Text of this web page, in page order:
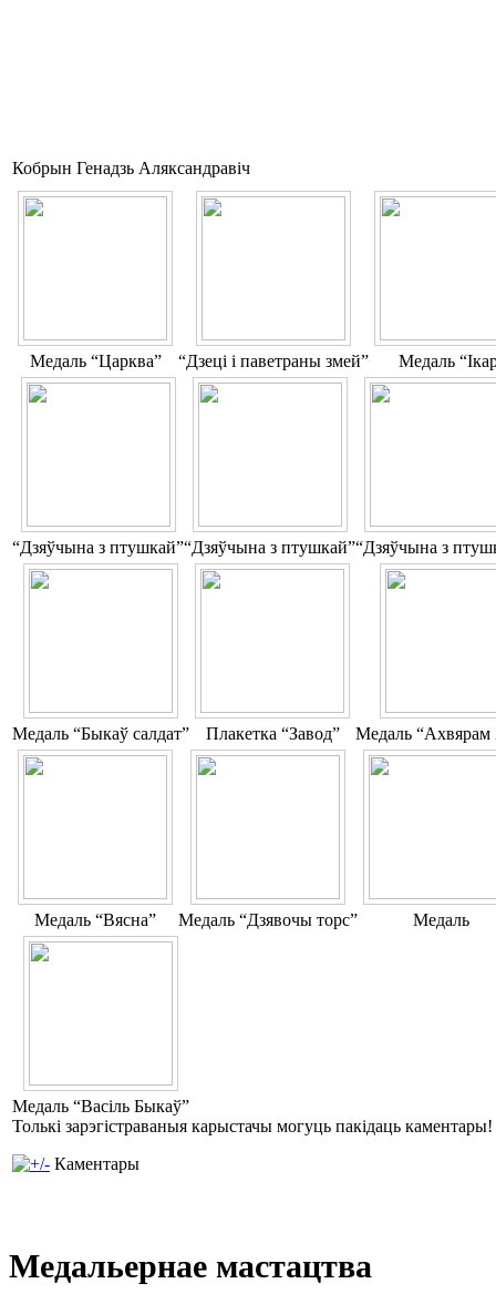
Кобрын Генадзь Аляксандравіч
Медаль “Царква” “Дзеці і паветраны змей” Медаль
“Дзяўчына з птушкай”“Дзяўчына з птушкай”“Дзяўчына з
Медаль “Быкаў салдат” Плакетка “Завод” Медаль “Ахвярам
Медаль “Вясна” Медаль “Дзявочы торс” Медаль
Медаль “Васіль Быкаў”
Толькі зарэгістраваныя карыстачы могуць пакідаць каментары!
Каментары
Медальернае мастацтва